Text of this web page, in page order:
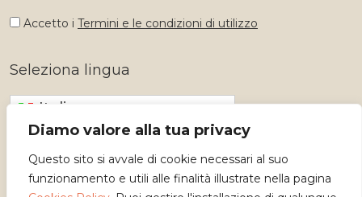
Diamo valore alla tua privacy
Questo sito si avvale di cookie necessari al suo
funzionamento e utili alle finalità illustrate nella pagina
Accetto i Termini e le condizioni di utilizzo
Seleziona lingua
Italiano